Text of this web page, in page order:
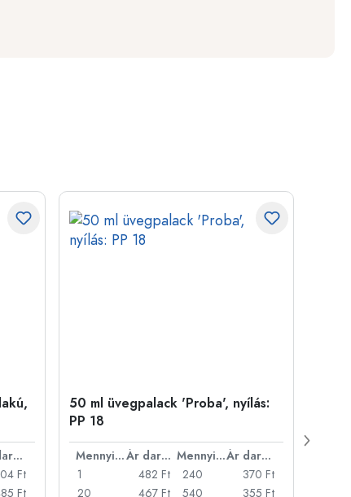
Ár darabonként
Ft
Ft
50 ml üvegpalack 'Proba', nyílás:
PP 18
Mennyiség Ár darabonként Mennyiség
Ár darabonként
1
482 Ft
20
467 Ft
240
370 Ft
540
355 Ft